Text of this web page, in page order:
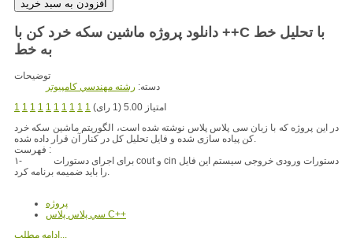
دانلود پروژه ماشین سکه خرد کن با ++C‎ با تحلیل خط
به خط
توضیحات
دسته: رشته مهندسي کامپيوتر
1 1 1 1 1 1 1 1 1 1
امتیاز 5.00 (1 رای)
در این پروژه که با زبان سی پلاس پلاس نوشته شده است، الگوریتم ماشین سکه خرد
فهرست :
۱- برای اجرای دستورات cout و cin دستورات ورودی خروجی سیستم این فایل
پروژه
سي پلاس پلاس C++